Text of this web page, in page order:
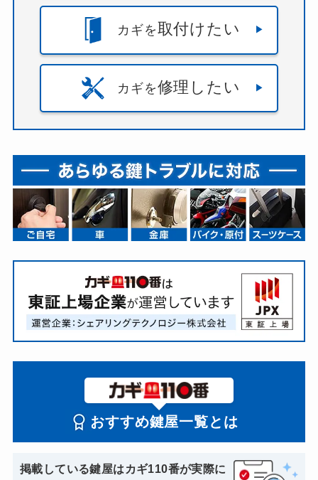
カギを取付けたい
カギを修理したい
おすすめ鍵屋一覧とは
掲載している鍵屋はカギ110番が実際に